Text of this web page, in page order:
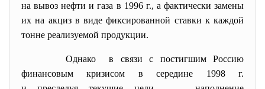
на вывоз нефти и газа в 1996 г., а фактически замены
их на акциз в виде фиксированной ставки к каждой
тонне реализуемой продукции.
Однако в связи с постигшим Россию
финансовым кризисом в середине 1998 г.